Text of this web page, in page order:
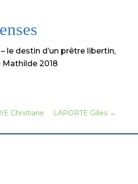
le destin d’un prêtre libertin,
Mathilde 2018
Christiane LAPORTE Gilles →